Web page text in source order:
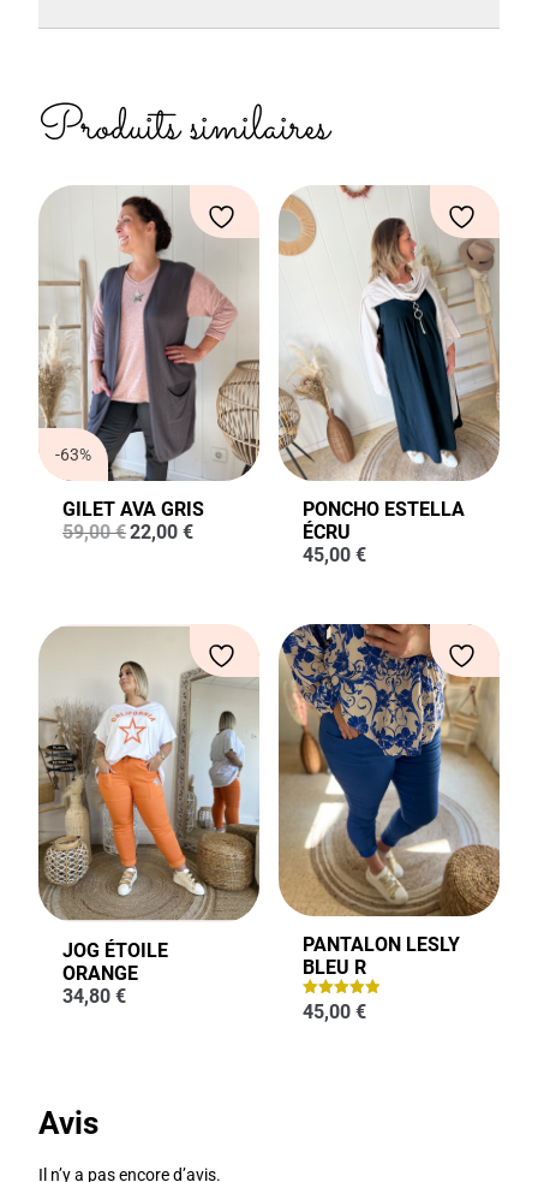
Produits similaires
-63%
GILET AVA GRIS
59,00€Le
59,00 €.
22,00 €Le
22,00 €.
PONCHO ESTELLA
ÉCRU
45,00 €
JOG ÉTOILE
ORANGE
34,80 €
PANTALON LESLY
BLEU R
Note
5.00
45,00 €
Avis
Il n’y a pas encore d’avis.